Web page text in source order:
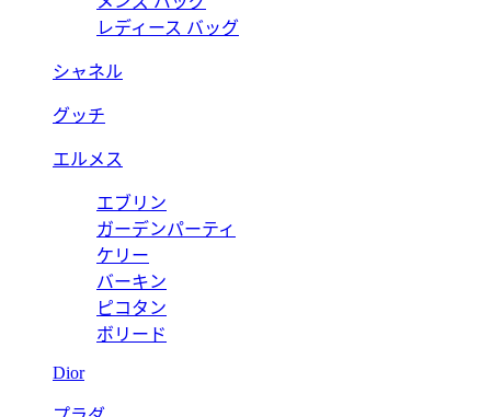
レディース バッグ
シャネル
グッチ
エルメス
エブリン
ガーデンパーティ
ケリー
バーキン
ピコタン
ボリード
Dior